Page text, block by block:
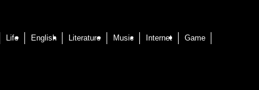
Life English Literature Music Internet Game